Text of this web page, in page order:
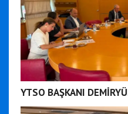
YTSO BAŞKANI